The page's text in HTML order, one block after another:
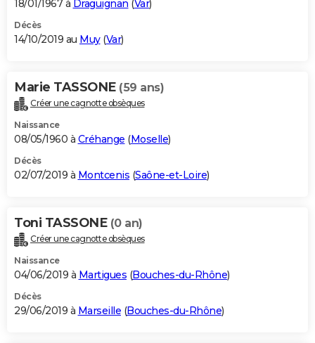
18/01/1967 à Draguignan (Var)
Décès
14/10/2019 au Muy(Var)
Marie TASSONE (59 ans)
Créer une cagnotte obsèques
Naissance
08/05/1960 à Créhange (Moselle)
Décès
02/07/2019 à Montcenis (Saône-et-Loire)
Toni TASSONE (0 an)
Créer une cagnotte obsèques
Naissance
04/06/2019 à Martigues (Bouches-du-Rhône)
Décès
29/06/2019 à Marseille (Bouches-du-Rhône)